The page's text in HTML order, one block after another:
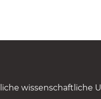
wissenschaftliche